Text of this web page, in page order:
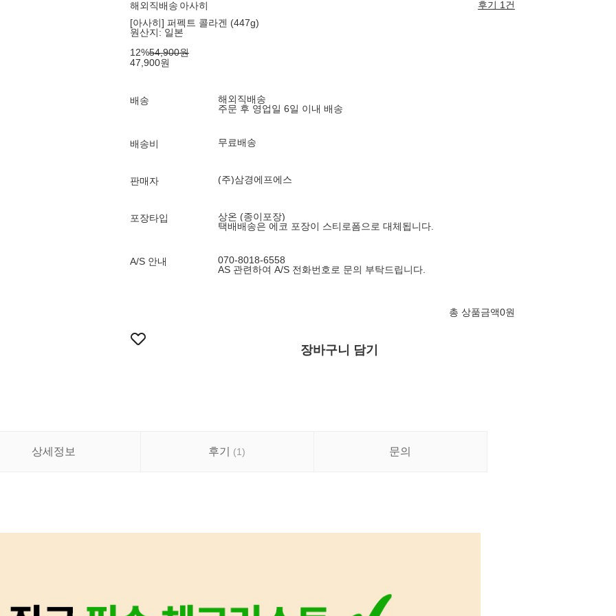
해외직배송 아사히
후기 1건
[아사히] 퍼펙트 콜라겐 (447g)
원산지: 일본
12%54,900원
47,900원
배송
해외직배송
주문 후 영업일 6일 이내 배송
배송비 무료배송
판매자 (주)삼경에프에스
포장타입
상온 (종이포장)
택배배송은 에코 포장이 스티로폼으로 대체됩니다.
A/S 안내
070-8018-6558
AS 관련하여 A/S 전화번호로 문의 부탁드립니다.
총 상품금액0원
장바구니 담기
상세정보 후기 (1) 문의